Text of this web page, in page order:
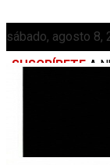
sábado, agosto 8,
SUSCRÍBETE A